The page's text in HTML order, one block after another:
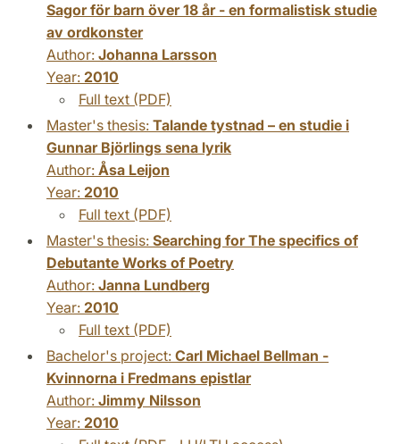
Sagor för barn över 18 år - en formalistisk studie
av ordkonster
Author: Johanna Larsson
Year: 2010
Full text (PDF)
Master's thesis: Talande tystnad – en studie i
Gunnar Björlings sena lyrik
Author: Åsa Leijon
Year: 2010
Full text (PDF)
Master's thesis: Searching for The specifics of
Debutante Works of Poetry
Author: Janna Lundberg
Year: 2010
Full text (PDF)
Bachelor's project: Carl Michael Bellman -
Kvinnorna i Fredmans epistlar
Author: Jimmy Nilsson
Year: 2010